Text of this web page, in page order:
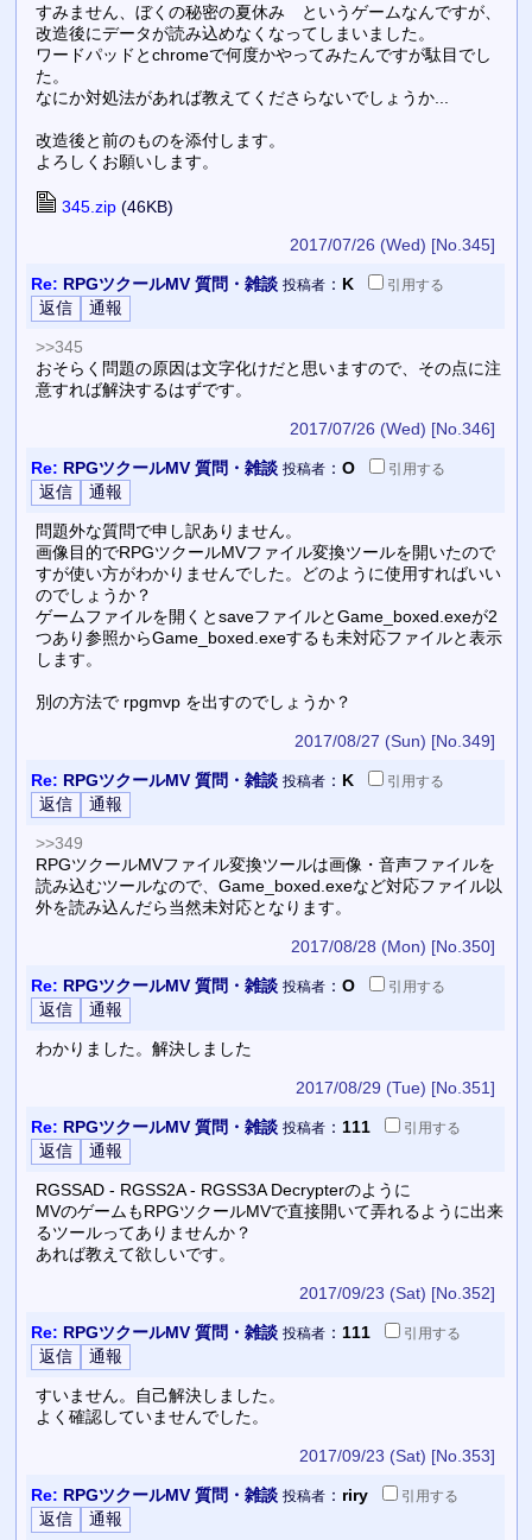
すみません、ぼくの秘密の夏休み というゲームなんですが、
改造後にデータが読み込めなくなってしまいました。
ワードパッドとchromeで何度かやってみたんですが駄目でし
た。
なにか対処法があれば教えてくださらないでしょうか...
改造後と前のものを添付します。
よろしくお願いします。
345.zip(46KB)
2017/07/26 (Wed) [No.345]
Re: RPGツクールMV 質問・雑談 投稿者： K 引用する
>>345
おそらく問題の原因は文字化けだと思いますので、その点に注
意すれば解決するはずです。
2017/07/26 (Wed) [No.346]
Re: RPGツクールMV 質問・雑談 投稿者： O 引用する
問題外な質問で申し訳ありません。
画像目的でRPGツクールMVファイル変換ツールを開いたので
すが使い方がわかりませんでした。どのように使用すればいい
のでしょうか？
ゲームファイルを開くとsaveファイルとGame_boxed.exeが2
つあり参照からGame_boxed.exeするも未対応ファイルと表示
します。
別の方法で rpgmvp を出すのでしょうか？
2017/08/27 (Sun) [No.349]
Re: RPGツクールMV 質問・雑談 投稿者： K 引用する
>>349
RPGツクールMVファイル変換ツールは画像・音声ファイルを
読み込むツールなので、Game_boxed.exeなど対応ファイル以
外を読み込んだら当然未対応となります。
2017/08/28 (Mon) [No.350]
Re: RPGツクールMV 質問・雑談 投稿者： O 引用する
わかりました。解決しました
2017/08/29 (Tue) [No.351]
Re: RPGツクールMV 質問・雑談 投稿者： 111 引用する
RGSSAD - RGSS2A - RGSS3A Decrypterのように
MVのゲームもRPGツクールMVで直接開いて弄れるように出来
るツールってありませんか？
あれば教えて欲しいです。
2017/09/23 (Sat) [No.352]
Re: RPGツクールMV 質問・雑談 投稿者： 111 引用する
すいません。自己解決しました。
よく確認していませんでした。
2017/09/23 (Sat) [No.353]
Re: RPGツクールMV 質問・雑談 投稿者： riry 引用する